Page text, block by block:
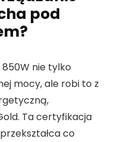
pod
nie tylko
mocy, ale robi to z
Ta certyfikacja
co